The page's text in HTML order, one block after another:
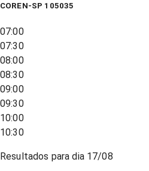
COREN-SP 105035
07:00
07:30
08:00
08:30
09:00
09:30
10:00
10:30
Resultados para dia 17/08